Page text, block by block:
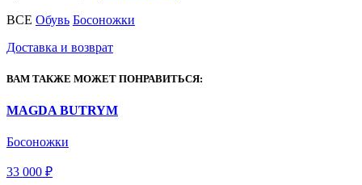
ВСЕ Обувь Босоножки
Доставка и возврат
ВАМ ТАКЖЕ МОЖЕТ ПОНРАВИТЬСЯ:
MAGDA BUTRYM
Босоножки
33 000 ₽